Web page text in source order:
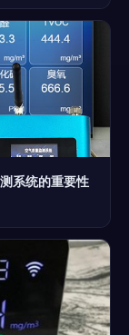
系统的重要性